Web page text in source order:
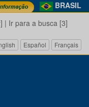
BRASIL
| Ir para a busca [3]
Español Français